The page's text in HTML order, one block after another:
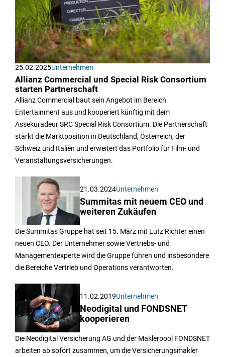
25.02.2025Unternehmen
Allianz Commercial und Special Risk Consortium
starten Partnerschaft
Allianz Commercial baut sein Angebot im Bereich
Entertainment aus und kooperiert künftig mit dem
Assekuradeur SRC Special Risk Consortium. Die Partnerschaft
stärkt die Marktposition in Deutschland, Österreich, der
Schweiz und Italien und erweitert das Portfolio für Film- und
Veranstaltungsversicherungen.
21.03.2024Unternehmen
Summitas mit neuem CEO und
weiteren Zukäufen
Die Summitas Gruppe hat seit 15. März mit Lutz Richter einen
neuen CEO. Der Unternehmer sowie Vertriebs- und
Managementexperte wird die Gruppe führen und insbesondere
die Bereiche Vertrieb und Operations verantworten.
11.02.2019Unternehmen
Neodigital und FONDSNET
kooperieren
Die Neodigital Versicherung AG und der Maklerpool FONDSNET
arbeiten ab sofort zusammen, um die Versicherungsmakler